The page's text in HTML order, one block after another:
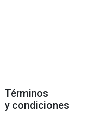
Términos
y condiciones